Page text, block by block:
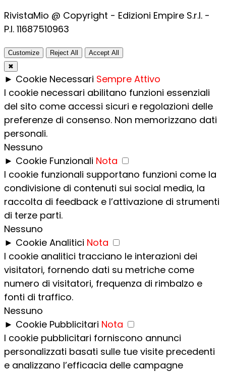
RivistaMio @ Copyright - Edizioni Empire S.r.l. -
P.I. 11687510963​
Customize Reject All
Accept All
✖
► Cookie Necessari Sempre Attivo
I cookie necessari abilitano funzioni essenziali
del sito come accessi sicuri e regolazioni delle
preferenze di consenso. Non memorizzano dati
personali.
Nessuno
► Cookie Funzionali Nota
I cookie funzionali supportano funzioni come la
condivisione di contenuti sui social media, la
raccolta di feedback e l’attivazione di strumenti
di terze parti.
Nessuno
► Cookie Analitici Nota
I cookie analitici tracciano le interazioni dei
visitatori, fornendo dati su metriche come
numero di visitatori, frequenza di rimbalzo e
fonti di traffico.
Nessuno
► Cookie Pubblicitari Nota
I cookie pubblicitari forniscono annunci
personalizzati basati sulle tue visite precedenti
e analizzano l’efficacia delle campagne